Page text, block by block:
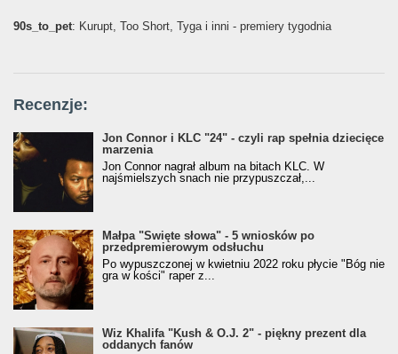
90s_to_pet: Kurupt, Too Short, Tyga i inni - premiery tygodnia
Recenzje:
Jon Connor i KLC "24" - czyli rap spełnia dziecięce
marzenia
Jon Connor nagrał album na bitach KLC. W
najśmielszych snach nie przypuszczał,...
Małpa "Święte słowa" - 5 wniosków po
przedpremierowym odsłuchu
Po wypuszczonej w kwietniu 2022 roku płycie "Bóg nie
gra w kości" raper z...
Wiz Khalifa "Kush & O.J. 2" - piękny prezent dla
oddanych fanów